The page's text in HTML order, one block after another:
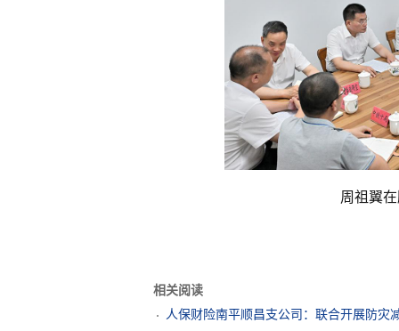
周祖翼
相关阅读
人保财险南平顺昌支公司：联合开展防灾